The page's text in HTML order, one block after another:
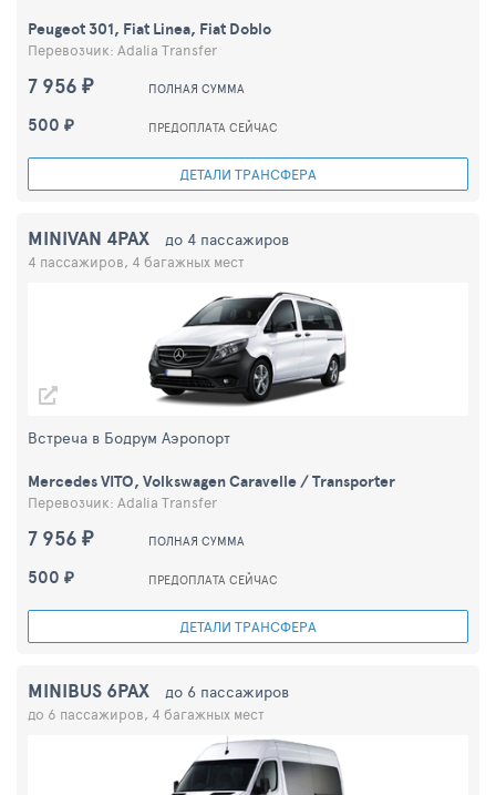
7 956 ₽ ПОЛНАЯ СУММА
500 ₽ ПРЕДОПЛАТА СЕЙЧАС
ДЕТАЛИ ТРАНСФЕРА
Peugeot 301, Fiat Linea, Fiat Doblo
Перевозчик: Adalia Transfer
7 956 ₽ ПОЛНАЯ СУММА
500 ₽ ПРЕДОПЛАТА СЕЙЧАС
ДЕТАЛИ ТРАНСФЕРА
Встреча в Бодрум Аэропорт
MINIVAN 4PAX до 4 пассажиров
4 пассажиров, 4 багажных мест
Mercedes VITO, Volkswagen Caravelle / Transporter
Перевозчик: Adalia Transfer
MINIBUS 6PAX до 6 пассажиров
до 6 пассажиров, 4 багажных мест